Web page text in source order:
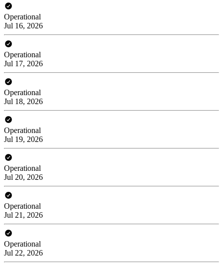
Operational
Jul 16, 2026
Operational
Jul 17, 2026
Operational
Jul 18, 2026
Operational
Jul 19, 2026
Operational
Jul 20, 2026
Operational
Jul 21, 2026
Operational
Jul 22, 2026